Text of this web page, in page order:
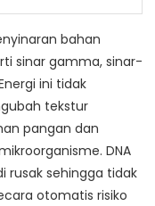
bahan
sinar gamma, sinar-
ini tidak
tekstur
pangan dan
DNA
rusak sehingga tidak
otomatis risiko